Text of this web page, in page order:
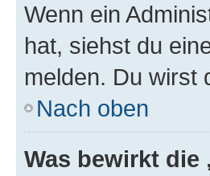
Wenn ein
hat, siehst du
melden. Du wirst
Nach oben
Was bewirkt die